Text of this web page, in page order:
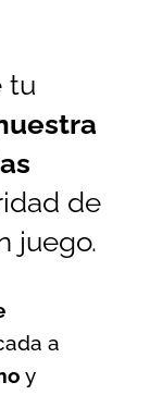
tu
de
juego.
a
y